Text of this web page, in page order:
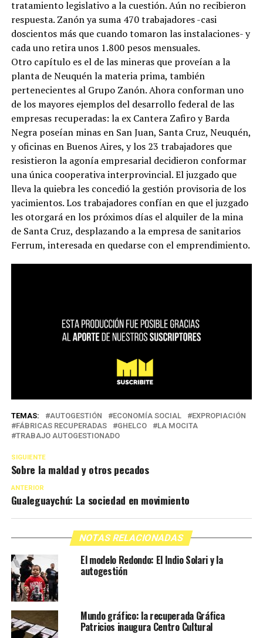
tratamiento legislativo a la cuestión. Aún no recibieron
respuesta. Zanón ya suma 470 trabajadores -casi
doscientos más que cuando tomaron las instalaciones- y
cada uno retira unos 1.800 pesos mensuales.
Otro capítulo es el de las mineras que proveían a la
planta de Neuquén la materia prima, también
pertenecientes al Grupo Zanón. Ahora conforman uno
de los mayores ejemplos del desarrollo federal de las
empresas recuperadas: la ex Cantera Zafiro y Barda
Negra poseían minas en San Juan, Santa Cruz, Neuquén,
y oficinas en Buenos Aires, y los 23 trabajadores que
resistieron la agonía empresarial decidieron conformar
una única cooperativa interprovincial. El juzgado que
lleva la quiebra les concedió la gestión provisoria de los
yacimientos. Los trabajadores confían en que el juzgado
les otorgará en los próximos días el alquiler de la mina
de Santa Cruz, desplazando a la empresa de sanitarios
Ferrum, interesada en quedarse con el emprendimiento.
TEMAS: AUTOGESTIÓN ECONOMÍA SOCIAL
EXPROPIACIÓN
FÁBRICAS RECUPERADAS
GHELCO
LA MOCITA
TRABAJO AUTOGESTIONADO
SIGUIENTE
Sobre la maldad y otros pecados
ANTERIOR
Gualeguaychú: La sociedad en movimiento
NOTAS RELACIONADAS
El modelo Redondo: El Indio Solari y la
autogestión
Mundo gráfico: la recuperada Gráfica
Patricios inaugura Centro Cultural